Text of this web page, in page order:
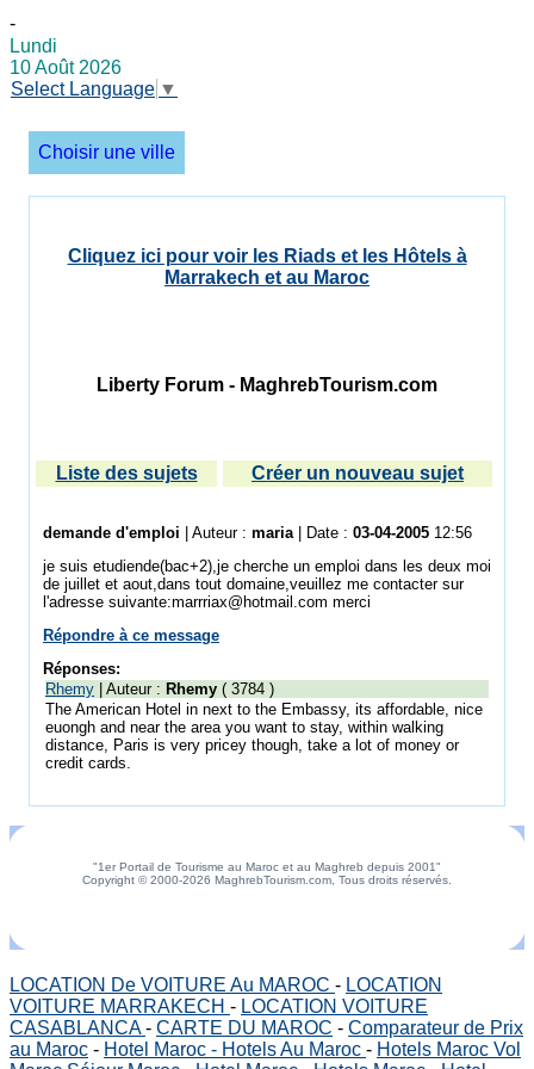
-
Lundi
10 Août 2026
Select Language ▼
Choisir une ville
Cliquez ici pour voir les Riads et les Hôtels à
Marrakech et au Maroc
Liberty Forum - MaghrebTourism.com
Liste des sujets Créer un nouveau sujet
demande d'emploi | Auteur : maria| Date : 03-04-2005 12:56
je suis etudiende(bac+2),je cherche un emploi dans les deux moi
de juillet et aout,dans tout domaine,veuillez me contacter sur
l'adresse suivante:marrriax@hotmail.com merci
Répondre à ce message
Réponses:
Rhemy | Auteur : Rhemy ( 3784 )
The American Hotel in next to the Embassy, its affordable, nice
euongh and near the area you want to stay, within walking
distance, Paris is very pricey though, take a lot of money or
credit cards.
"1er Portail de Tourisme au Maroc et au Maghreb depuis 2001"
Copyright © 2000-2026 MaghrebTourism.com, Tous droits réservés.
LOCATION De VOITURE Au MAROC - LOCATION
VOITURE MARRAKECH - LOCATION VOITURE
CASABLANCA- CARTE DU MAROC - Comparateur de Prix
au Maroc - Hotel Maroc - Hotels Au Maroc - Hotels Maroc Vol